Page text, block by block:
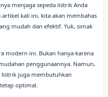
menjaga sepeda listrik Anda
kali ini, kita akan membahas
mudah dan efektif. Yuk, simak
modern ini. Bukan hanya karena
penggunaannya. Namun,
listrik juga membutuhkan
optimal.